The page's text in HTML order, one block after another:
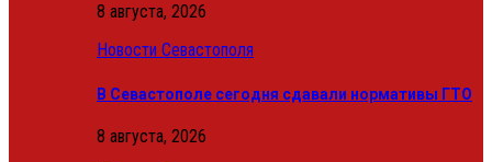
8 августа, 2026
Новости Севастополя
В Севастополе сегодня сдавали нормативы ГТО
8 августа, 2026